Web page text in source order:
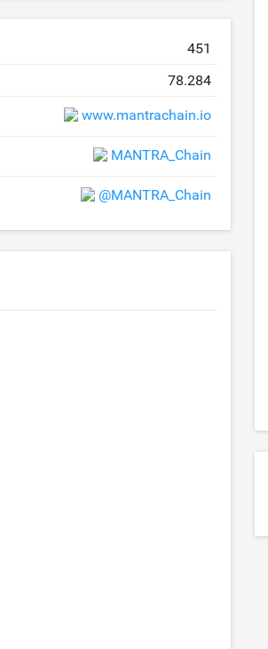
451
78.284
www.mantrachain.io
MANTRA_Chain
@MANTRA_Chain